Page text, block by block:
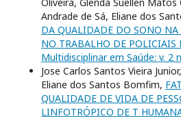
Andrade de Sá, Eliane dos
DA QUALIDADE DO SONO
NO TRABALHO DE POLICIAIS
Multidisciplinar em Saúde: v. 2
Jose Carlos Santos Vieira
Eliane dos Santos Bomfim,
QUALIDADE DE VIDA DE
LINFOTRÓPICO DE T